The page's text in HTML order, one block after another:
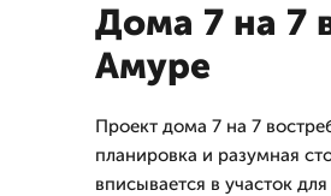
Дома 7 на 7
Амуре
Проект дома 7 на 7
планировка и разумная
вписывается в участок